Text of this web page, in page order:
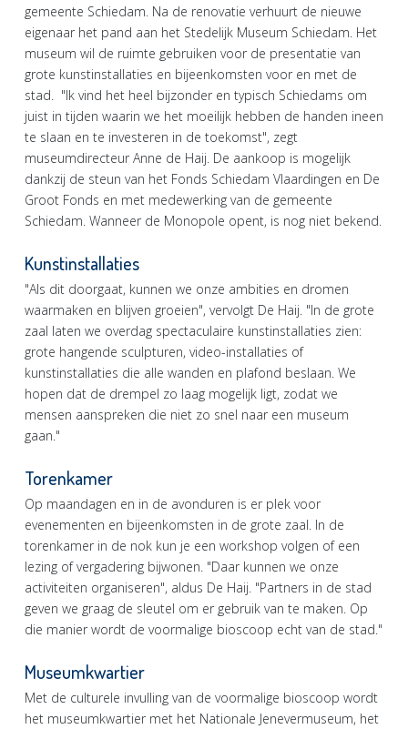
gemeente Schiedam. Na de renovatie verhuurt de nieuwe
eigenaar het pand aan het Stedelijk Museum Schiedam. Het
museum wil de ruimte gebruiken voor de presentatie van
grote kunstinstallaties en bijeenkomsten voor en met de
stad. "Ik vind het heel bijzonder en typisch Schiedams om
juist in tijden waarin we het moeilijk hebben de handen ineen
te slaan en te investeren in de toekomst", zegt
museumdirecteur Anne de Haij. De aankoop is mogelijk
dankzij de steun van het Fonds Schiedam Vlaardingen en De
Groot Fonds en met medewerking van de gemeente
Schiedam. Wanneer de Monopole opent, is nog niet bekend.
Kunstinstallaties
"Als dit doorgaat, kunnen we onze ambities en dromen
waarmaken en blijven groeien", vervolgt De Haij. "In de grote
zaal laten we overdag spectaculaire kunstinstallaties zien:
grote hangende sculpturen, video-installaties of
kunstinstallaties die alle wanden en plafond beslaan. We
hopen dat de drempel zo laag mogelijk ligt, zodat we
mensen aanspreken die niet zo snel naar een museum
gaan."
Torenkamer
Op maandagen en in de avonduren is er plek voor
evenementen en bijeenkomsten in de grote zaal. In de
torenkamer in de nok kun je een workshop volgen of een
lezing of vergadering bijwonen. "Daar kunnen we onze
activiteiten organiseren", aldus De Haij. "Partners in de stad
geven we graag de sleutel om er gebruik van te maken. Op
die manier wordt de voormalige bioscoop echt van de stad."
Museumkwartier
Met de culturele invulling van de voormalige bioscoop wordt
het museumkwartier met het Nationale Jenevermuseum, het